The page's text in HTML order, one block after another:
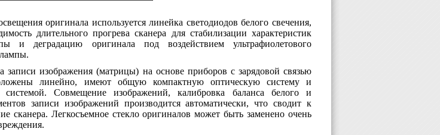
оригинала используется линейка светодиодов белого свечения,
длительного прогрева сканера для стабилизации характеристик
и деградацию оригинала под воздействием ультрафиолетового
записи изображения (матрицы) на основе приборов с зарядовой связью
линейно, имеют общую компактную оптическую систему и
системой. Совмещение изображений, калибровка баланса белого и
записи изображений производится автоматически, что сводит к
сканера. Легкосъемное стекло оригиналов может быть заменено очень